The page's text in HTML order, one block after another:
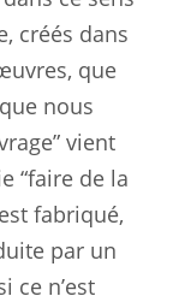
créés dans
que
nous
vient
“faire de la
fabriqué,
par un
ce n’est